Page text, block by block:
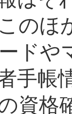
のほ
ドや
手帳
資格